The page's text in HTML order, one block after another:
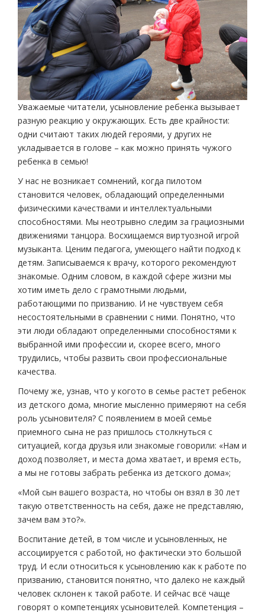
Уважаемые читатели, усыновление ребенка вызывает
разную реакцию у окружающих. Есть две крайности:
одни считают таких людей героями, у других не
укладывается в голове – как можно принять чужого
ребенка в семью!
У нас не возникает сомнений, когда пилотом
становится человек, обладающий определенными
физическими качествами и интеллектуальными
способностями. Мы неотрывно следим за грациозными
движениями танцора. Восхищаемся виртуозной игрой
музыканта. Ценим педагога, умеющего найти подход к
детям. Записываемся к врачу, которого рекомендуют
знакомые. Одним словом, в каждой сфере жизни мы
хотим иметь дело с грамотными людьми,
работающими по призванию. И не чувствуем себя
несостоятельными в сравнении с ними. Понятно, что
эти люди обладают определенными способностями к
выбранной ими профессии и, скорее всего, много
трудились, чтобы развить свои профессиональные
качества.
Почему же, узнав, что у кого­то в семье растет ребенок
из детского дома, многие мысленно примеряют на себя
роль усыновителя? С появлением в моей семье
приемного сына не раз пришлось столкнуться с
ситуацией, когда друзья или знакомые говорили: «Нам и
доход позволяет, и места дома хватает, и время есть,
а мы не готовы забрать ребенка из детского дома»;
«Мой сын вашего возраста, но чтобы он взял в 30 лет
такую ответственность на себя, даже не представляю,
зачем вам это?».
Воспитание детей, в том числе и усыновленных, не
ассоциируется с работой, но фактически это большой
труд. И если относиться к усыновлению как к работе по
призванию, становится понятно, что далеко не каждый
человек склонен к такой работе. И сейчас всё чаще
говорят о компетенциях усыновителей. Компетенция –